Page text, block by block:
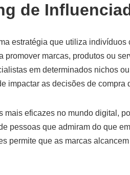
de
estratégia que utiliza indivíduos
promover marcas, produtos ou
em determinados nichos
impactar as decisões de compra
mais eficazes no mundo digital,
pessoas que admiram do que
permite que as marcas